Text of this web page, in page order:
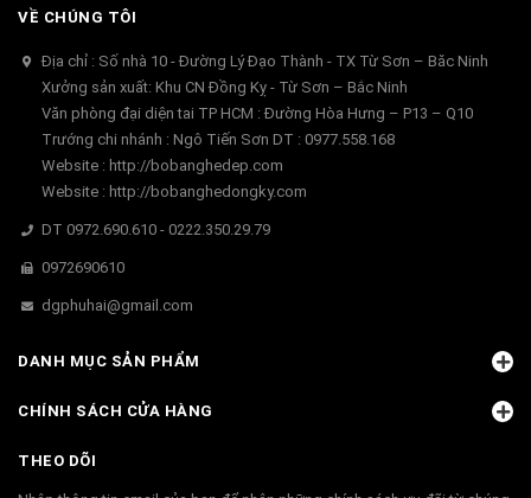
VỀ CHÚNG TÔI
Địa chỉ : Số nhà 10 - Đường Lý Đạo Thành - TX Từ Sơn – Băc Ninh
Xưởng sản xuất: Khu CN Đồng Kỵ - Từ Sơn – Bắc Ninh
Văn phòng đại diện tai TP HCM : Đường Hòa Hưng – P13 – Q10
Trướng chi nhánh : Ngô Tiến Sơn DT : 0977.558.168
Website : http://bobanghedep.com
Website : http://bobanghedongky.com
DT 0972.690.610 - 0222.350.29.79
0972690610
dgphuhai@gmail.com
DANH MỤC SẢN PHẨM
CHÍNH SÁCH CỬA HÀNG
THEO DÕI